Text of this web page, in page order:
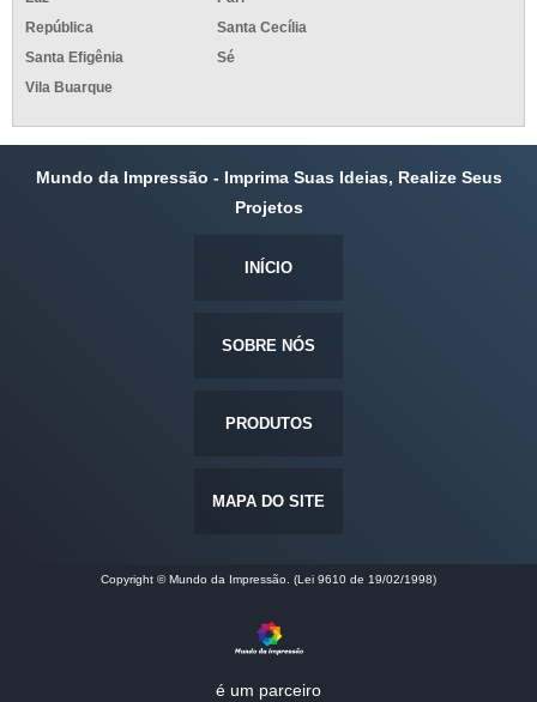
República
Santa Cecília
Santa Efigênia
Sé
Vila Buarque
Mundo da Impressão - Imprima Suas Ideias, Realize Seus
Projetos
INÍCIO
SOBRE NÓS
PRODUTOS
MAPA DO SITE
Copyright © Mundo da Impressão. (Lei 9610 de 19/02/1998)
é um parceiro